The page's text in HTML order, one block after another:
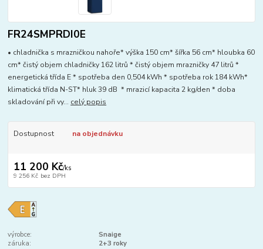
FR24SMPRDI0E
• chladnička s mrazničkou nahoře* výška 150 cm* šířka 56 cm* hloubka 60
cm* čistý objem chladničky 162 litrů * čistý objem mrazničky 47 litrů *
energetická třída E * spotřeba den 0,504 kWh * spotřeba rok 184 kWh*
klimatická třída N-ST* hluk 39 dB * mrazicí kapacita 2 kg/den * doba
skladování při vy... celý popis
Dostupnost na objednávku
11 200 Kč/ks
9 256 Kč bez DPH
výrobce:
Snaige
záruka:
2+3 roky